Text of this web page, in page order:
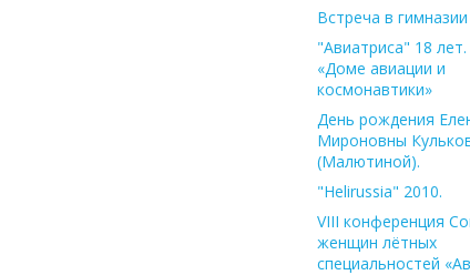
Встреча в
"Авиатриса" 18
«Доме авиации и
космонавтики»
День рождения
Мироновны
(Малютиной).
"Helirussia" 2010.
VIII конференция
женщин лётных
специальностей